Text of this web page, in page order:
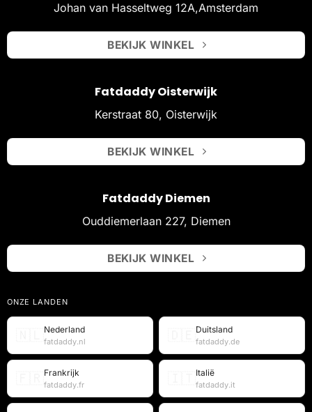
Johan van Hasseltweg 12A,Amsterdam
BEKIJK WINKEL
Fatdaddy Oisterwijk
Kerstraat 80, Oisterwijk
BEKIJK WINKEL
Fatdaddy Diemen
Ouddiemerlaan 227, Diemen
BEKIJK WINKEL
ONZE LANDEN
Nederland
fatdaddy.nl
Duitsland
fatdaddy.de
Frankrijk
fatdaddy.fr
Italië
fatdaddy.it